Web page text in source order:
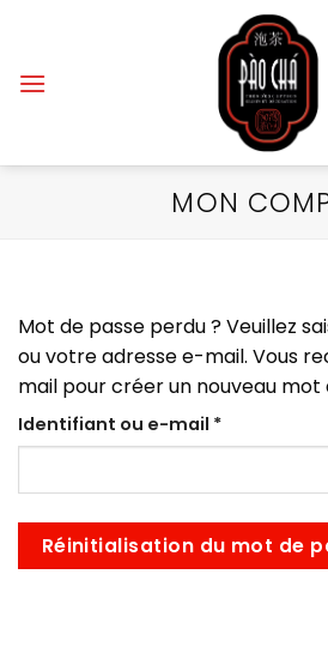
contenu
MON
Mot de passe perdu ? Veuillez
ou votre adresse e-mail. Vous
mail pour créer un nouveau mot
Identifiant ou e-mail *Obligatoire
Réinitialisation du mot de